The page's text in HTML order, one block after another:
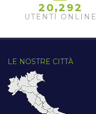
2 0,2 92
UTENTI ONLINE
LE NOSTRE CITTÀ